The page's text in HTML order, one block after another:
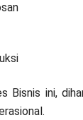
Bisnis ini,